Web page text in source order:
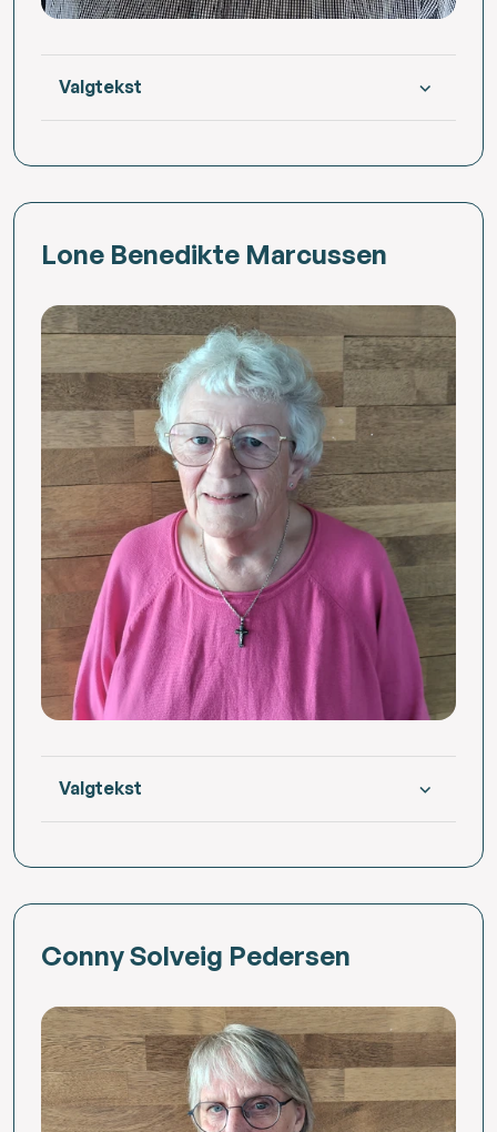
Valgtekst
Lone Benedikte Marcussen
Valgtekst
Conny Solveig Pedersen